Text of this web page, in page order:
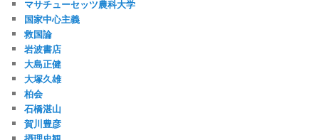
マサチューセッツ農科大学
国家中心主義
救国論
岩波書店
大島正健
大塚久雄
柏会
石橋湛山
賀川豊彦